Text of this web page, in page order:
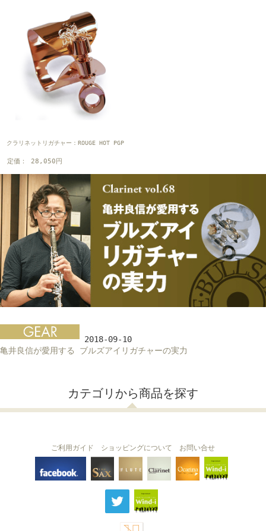
クラリネットリガチャー：ROUGE HOT PGP
定価： 28,050円
2018-09-10
亀井良信が愛用する ブルズアイリガチャーの実力
カテゴリから商品を探す
THE SAX The Clarinet
Ocarina
ご利用ガイド ショッピングについて お問い合せ